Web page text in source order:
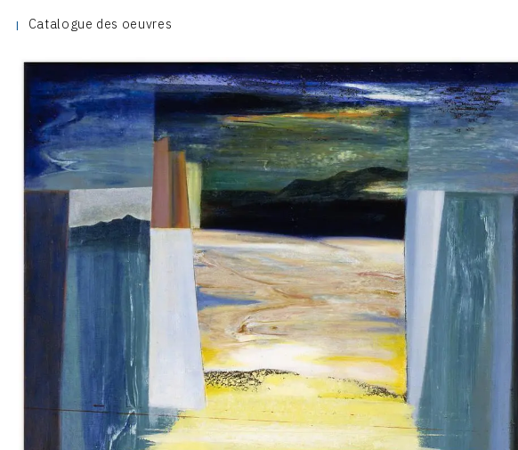
Catalogue des oeuvresCATALOGUE DES OEUVRES
TOME 2 : GRAVURES
CONTACT